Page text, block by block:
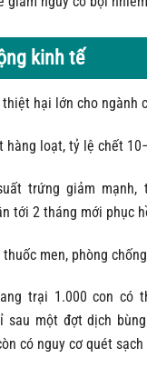
kinh tế
thiệt hại lớn cho ngành
hàng loạt, tỷ lệ chết
trứng giảm mạnh,
tới 2 tháng mới phục
thuốc men, phòng
trại 1.000 con có
sau một đợt dịch
có nguy cơ quét sạch